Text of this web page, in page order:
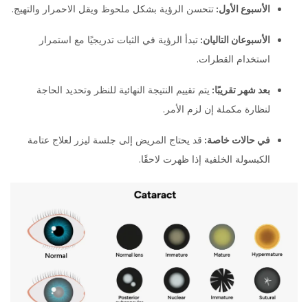
الأسبوع الأول: تتحسن الرؤية بشكل ملحوظ ويقل الاحمرار والتهيج.
الأسبوعان التاليان: تبدأ الرؤية في الثبات تدريجيًا مع استمرار
استخدام القطرات.
بعد شهر تقريبًا: يتم تقييم النتيجة النهائية للنظر وتحديد الحاجة
لنظارة مكملة إن لزم الأمر.
في حالات خاصة: قد يحتاج المريض إلى جلسة ليزر لعلاج عتامة
الكبسولة الخلفية إذا ظهرت لاحقًا.